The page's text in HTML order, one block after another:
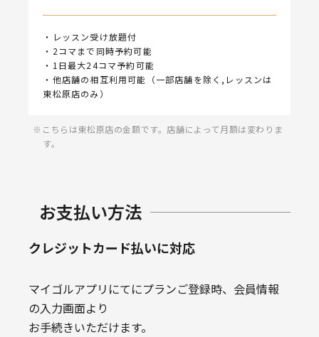
・レッスン受け放題付
・2コマまで同時予約可能
・1日最大24コマ予約可能
・他店舗の相互利用可能（一部店舗を除く,レッスンは
東松原店のみ）
こちらは東松原店の金額です。店舗によって月額は変わりま
す。
お支払い方法
クレジットカード払いに対応
マイゴルアプリにてにプランご登録時、会員情報
の入力画面より
お手続きいただけます。